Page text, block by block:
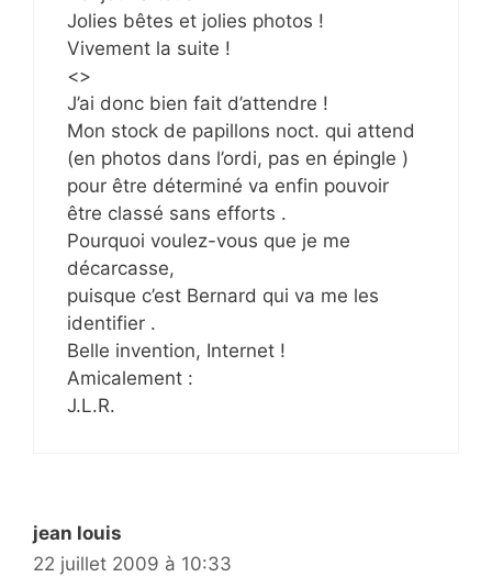
Jolies bêtes et jolies photos !
Vivement la suite !
<>
J’ai donc bien fait d’attendre !
Mon stock de papillons noct. qui attend
(en photos dans l’ordi, pas en épingle )
pour être déterminé va enfin pouvoir
être classé sans efforts .
Pourquoi voulez-vous que je me
décarcasse,
puisque c’est Bernard qui va me les
identifier .
Belle invention, Internet !
Amicalement :
J.L.R.
jean louis
22 juillet 2009 à 10:33